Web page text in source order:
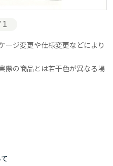
1
ージ変更や仕様変更などにより
際の商品とは若干色が異なる場